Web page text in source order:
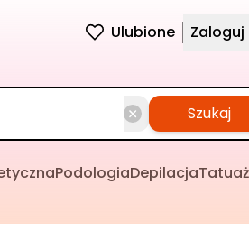
Ulubione Zaloguj
Szukaj
PodologiaDepilacja